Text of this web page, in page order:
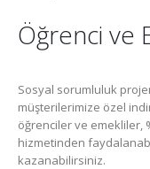
Öğrenci ve
Sosyal sorumluluk
müşterilerimize özel
öğrenciler ve emekliler,
hizmetinden
kazanabilirsiniz.